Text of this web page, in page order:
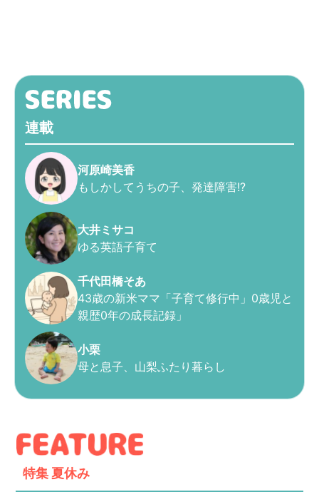
連載
河原崎美香
もしかしてうちの子、発達障害!?
大井ミサコ
ゆる英語子育て
千代田橋そあ
43歳の新米ママ「子育て修行中」0歳児と
親歴0年の成長記録」
小栗
母と息子、山梨ふたり暮らし
特集 夏休み